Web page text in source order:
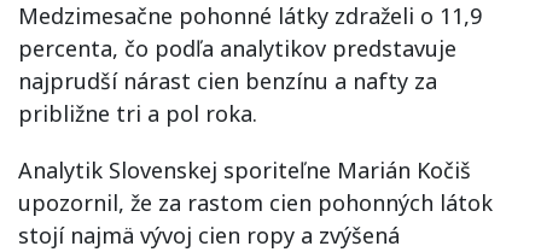
Medzimesačne pohonné látky zdraželi o 11,9
percenta, čo podľa analytikov predstavuje
najprudší nárast cien benzínu a nafty za
približne tri a pol roka.
Analytik Slovenskej sporiteľne Marián Kočiš
upozornil, že za rastom cien pohonných látok
stojí najmä vývoj cien ropy a zvýšená